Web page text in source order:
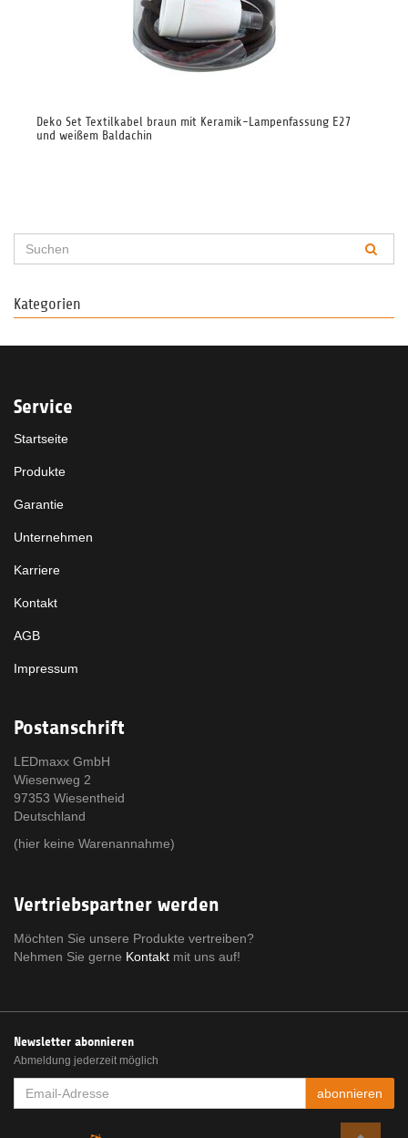
Deko Set Textilkabel braun mit Keramik-Lampenfassung E27
und weißem Baldachin
Kategorien
Service
Startseite
Produkte
Garantie
Unternehmen
Karriere
Kontakt
AGB
Impressum
Postanschrift
LEDmaxx GmbH
Wiesenweg 2
97353 Wiesentheid
Deutschland
(hier keine Warenannahme)
Vertriebspartner werden
Möchten Sie unsere Produkte vertreiben?
Nehmen Sie gerne Kontakt mit uns auf!
Newsletter abonnieren
Abmeldung jederzeit möglich
ADRESSE
abonnieren